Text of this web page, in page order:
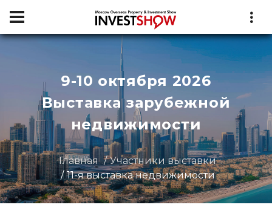
9-10 октября 2026
Выставка зарубежной
недвижимости
Главная
Участники выставки
11-я выставка недвижимости